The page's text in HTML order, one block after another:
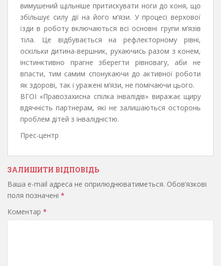
вимушений щільніше притискувати ноги до коня, що
збільшує силу дії на його м’язи. У процесі верхової
їзди в роботу включаються всі основні групи м’язів
тіла. Це відбувається на рефлекторному рівні,
оскільки дитина-вершник, рухаючись разом з конем,
інстинктивно прагне зберегти рівновагу, аби не
впасти, тим самим спонукаючи до активної роботи
як здорові, так і уражені м’язи, не помічаючи цього.
ВГОІ «Правозахисна спілка інвалідів» виражає щиру
вдячність партнерам, які не залишаються осторонь
проблем дітей з інвалідністю.
Прес-центр
ЗАЛИШИТИ ВІДПОВІДЬ
Ваша e-mail адреса не оприлюднюватиметься. Обов’язкові
поля позначені *
Коментар *